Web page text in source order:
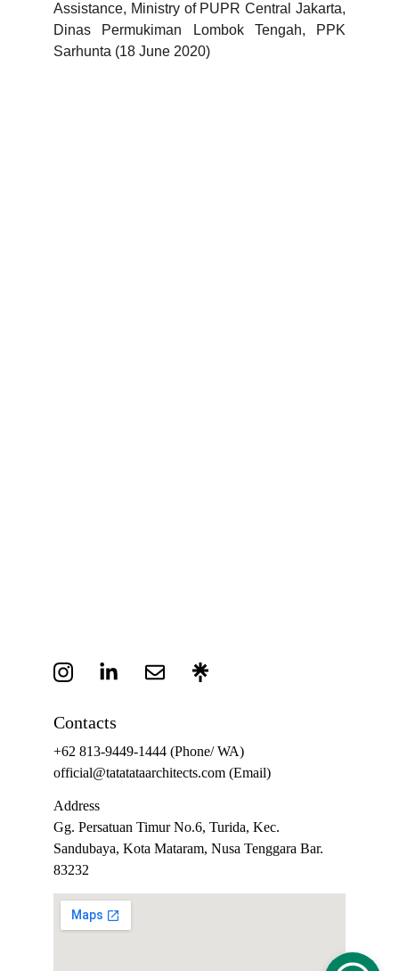
Assistance, Ministry of PUPR Central Jakarta,
Dinas Permukiman Lombok Tengah, PPK
Sarhunta (18 June 2020)
Address
Gg. Persatuan Timur No.6, Turida, Kec.
Sandubaya, Kota Mataram, Nusa Tenggara Bar.
83232
Contacts
+62 813-9449-1444 (Phone/ WA)
official@tatatataarchitects.com (Email)